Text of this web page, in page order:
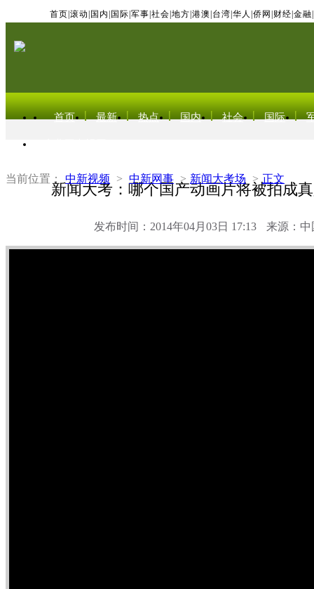
首页 滚动 国内 国际 军事 社会 地方 港澳 台湾 华人 侨网 财经 金融
首页 最新 热点 国内 社会 国际
当前位置： 中新视频 > 中新网事 > 新闻大考场 > 正文
新闻大考：哪个国产动画片将被拍成
发布时间：2014年04月03日 17:13 来源：中